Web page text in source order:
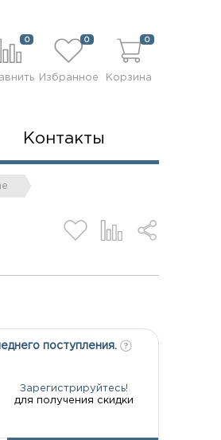
0 0
Избранное
0
Корзина
Контакты
поступления.
Зарегистрируйтесь!
для получения скидки